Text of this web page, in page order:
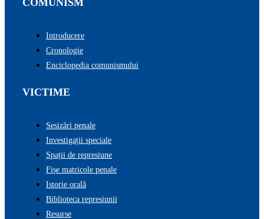
COMUNISM
Introducere
Cronologie
Enciclopedia comunismului
VICTIME
Sesizări penale
Investigații speciale
Spații de represiune
Fișe matricole penale
Istorie orală
Biblioteca represiunii
Resurse